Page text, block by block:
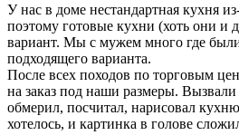
У нас в доме нестандартная кухня
поэтому готовые кухни (хоть они и
вариант. Мы с мужем много где
подходящего варианта.
После всех походов по торговым
на заказ под наши размеры.
обмерил, посчитал, нарисовал
хотелось, и картинка в голове